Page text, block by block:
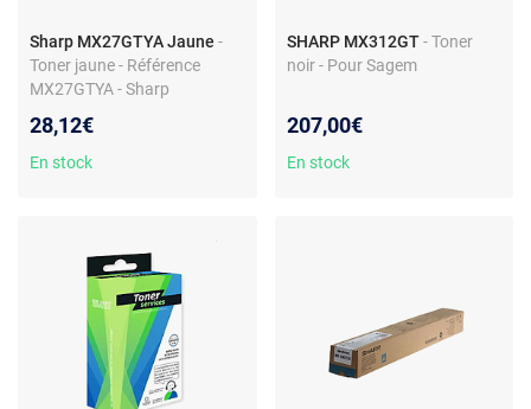
Sharp MX27GTYA Jaune -
Toner jaune - Référence
MX27GTYA - Sharp
28,12€
En stock
SHARP MX312GT - Toner
noir - Pour Sagem
207,00€
En stock